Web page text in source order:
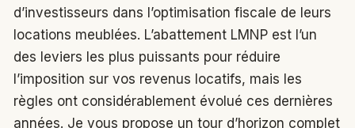
d’investisseurs dans l’optimisation fiscale de leurs
locations meublées. L’abattement LMNP est l’un
des leviers les plus puissants pour réduire
l’imposition sur vos revenus locatifs, mais les
règles ont considérablement évolué ces dernières
années. Je vous propose un tour d’horizon complet